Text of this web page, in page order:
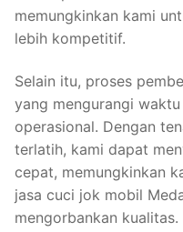
memungkinkan kami
lebih kompetitif.
Selain itu, proses
yang mengurangi
operasional. Dengan
terlatih, kami dapat
cepat, memungkinkan
jasa cuci jok mobil
mengorbankan kualitas.